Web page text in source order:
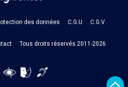
des données C.G.U C.G.V
Tous droits réservés 2011-2026